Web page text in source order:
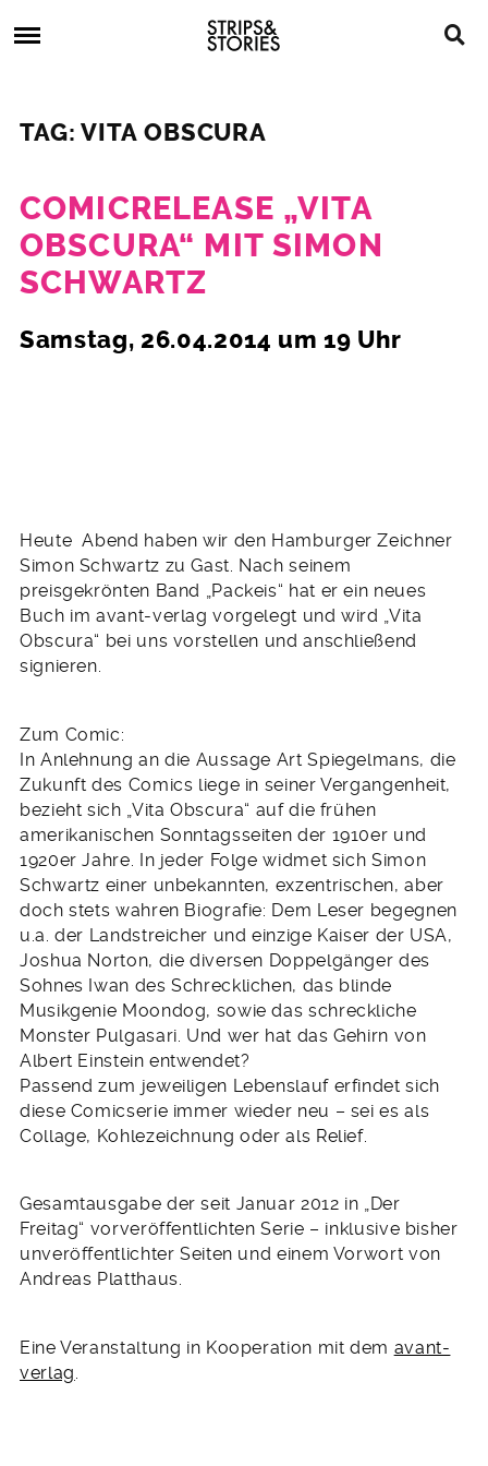
to
Strips
&
Stories
Comics,
TAG: VITA OBSCURA
COMICRELEASE „VITA
OBSCURA“ MIT SIMON
SCHWARTZ
8.
Samstag, 26.04.2014 um 19 Uhr
Heute Abend haben wir den Hamburger Zeichner
Simon Schwartz zu Gast. Nach seinem
preisgekrönten Band „Packeis“ hat er ein neues
Buch im avant-verlag vorgelegt und wird „Vita
Obscura“ bei uns vorstellen und anschließend
signieren.
Zum Comic:
In Anlehnung an die Aussage Art Spiegelmans, die
Zukunft des Comics liege in seiner Vergangenheit,
bezieht sich „Vita Obscura“ auf die frühen
amerikanischen Sonntagsseiten der 1910er und
1920er Jahre. In jeder Folge widmet sich Simon
Schwartz einer unbekannten, exzentrischen, aber
doch stets wahren Biografie: Dem Leser begegnen
u.a. der Landstreicher und einzige Kaiser der USA,
Joshua Norton, die diversen Doppelgänger des
Sohnes Iwan des Schrecklichen, das blinde
Musikgenie Moondog, sowie das schreckliche
Monster Pulgasari. Und wer hat das Gehirn von
Albert Einstein entwendet?
Passend zum jeweiligen Lebenslauf erfindet sich
diese Comicserie immer wieder neu – sei es als
Collage, Kohlezeichnung oder als Relief.
Gesamtausgabe der seit Januar 2012 in „Der
Freitag“ vorveröffentlichten Serie – inklusive bisher
unveröffentlichter Seiten und einem Vorwort von
Andreas Platthaus.
Eine Veranstaltung in Kooperation mit dem avant-
verlag.